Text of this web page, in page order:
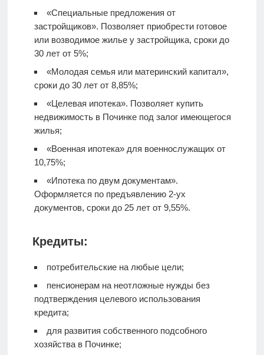
«Специальные предложения от
застройщиков». Позволяет приобрести готовое
или возводимое жилье у застройщика, сроки до
30 лет от 5%;
«Молодая семья или материнский капитал»,
сроки до 30 лет от 8,85%;
«Целевая ипотека». Позволяет купить
недвижимость в Починке под залог имеющегося
жилья;
«Военная ипотека» для военнослужащих от
10,75%;
«Ипотека по двум документам».
Оформляется по предъявлению 2-ух
документов, сроки до 25 лет от 9,55%.
Кредиты:
потребительские на любые цели;
пенсионерам на неотложные нужды без
подтверждения целевого использования
кредита;
для развития собственного подсобного
хозяйства в Починке;